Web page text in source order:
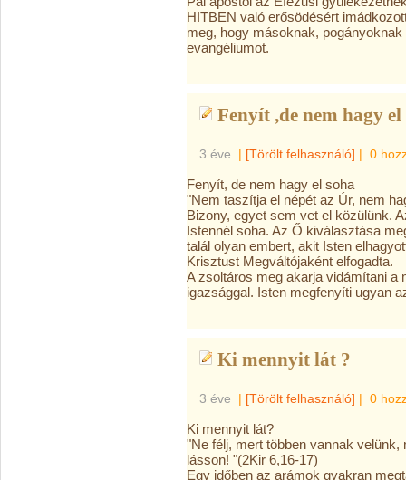
HITBEN való erősödésért
meg, hogy másoknak,
evangéliumot.
Fenyít ,de nem hagy el
3 éve | [Törölt felhasználó] | 0
Fenyít, de nem hagy el soha
"Nem taszítja el népét az Úr, nem
Bizony, egyet sem vet el közülünk.
Istennél soha. Az Ő kiválasztása
talál olyan embert, akit Isten
Krisztust Megváltójaként elfogadta.
A zsoltáros meg akarja vidámítani
igazsággal. Isten megfenyíti ugyan
Ki mennyit lát ?
3 éve | [Törölt felhasználó] | 0
Ki mennyit lát?
"Ne félj, mert többen vannak
lásson! "(2Kir 6,16-17)
Egy időben az arámok gyakran